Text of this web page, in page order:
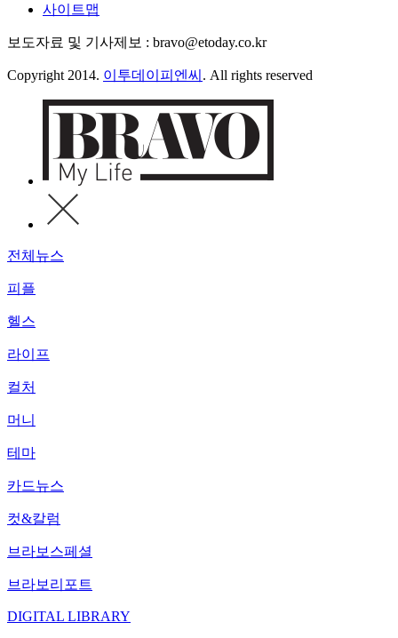
사이트맵
보도자료 및 기사제보 : bravo@etoday.co.kr
Copyright 2014. 이투데이피엔씨 . All rights reserved
전체뉴스
피플
헬스
라이프
컬처
머니
테마
카드뉴스
컷&칼럼
브라보스페셜
브라보리포트
DIGITAL LIBRARY